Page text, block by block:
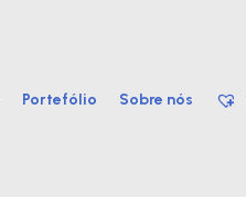
Portefólio Sobre nós